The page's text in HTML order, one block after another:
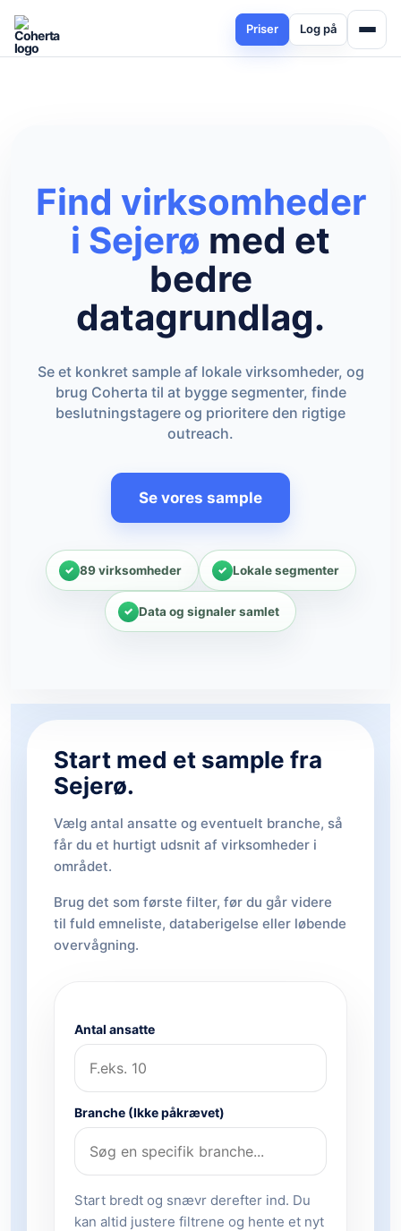
Priser Log på
Find virksomheder
i Sejerø med et
bedre
datagrundlag.
Se et konkret sample af lokale virksomheder, og
brug Coherta til at bygge segmenter, finde
beslutningstagere og prioritere den rigtige
outreach.
Se vores sample
89 virksomheder Lokale segmenter
Data og signaler samlet
Start med et sample fra
Sejerø.
Vælg antal ansatte og eventuelt branche, så
får du et hurtigt udsnit af virksomheder i
området.
Brug det som første filter, før du går videre
til fuld emneliste, databerigelse eller løbende
overvågning.
Antal ansatte
Branche (Ikke påkrævet)
Start bredt og snævr derefter ind. Du
kan altid justere filtrene og hente et nyt